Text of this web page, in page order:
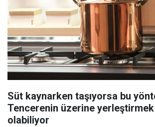
Süt kaynarken taşıyorsa bu
Tencerenin üzerine
olabiliyor